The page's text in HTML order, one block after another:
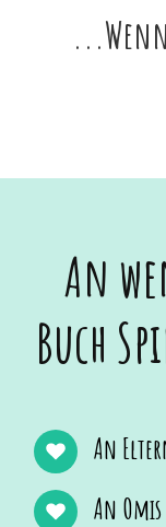
An
Buch
An
An